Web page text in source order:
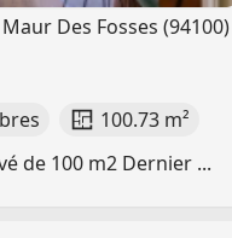
Des Fosses (94100)
100.73 m²
de 100 m2 Dernier ...